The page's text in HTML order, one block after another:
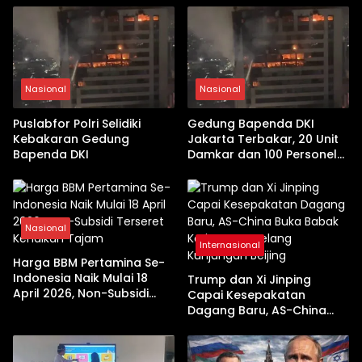
Nasional
Puslabfor Polri Selidiki
Kebakaran Gedung
Bapenda DKI
Nasional
Gedung Bapenda DKI
Jakarta Terbakar, 20 Unit
Damkar dan 100 Personel
Nasional
Harga BBM Pertamina Se-
Indonesia Naik Mulai 18
April 2026, Non-Subsidi
Internasional
Trump dan Xi Jinping
Capai Kesepakatan
Dagang Baru, AS-China
Jelang Kunjungan Beijing